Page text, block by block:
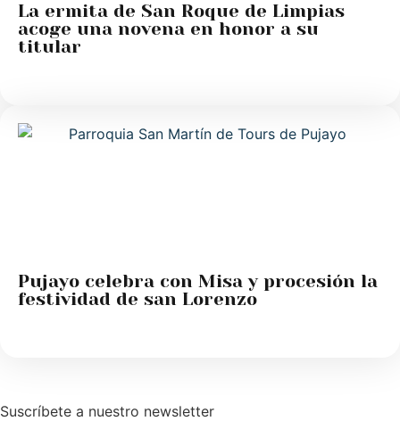
La ermita de San Roque de Limpias
acoge una novena en honor a su
titular
Pujayo celebra con Misa y procesión la
festividad de san Lorenzo
Suscríbete a nuestro newsletter